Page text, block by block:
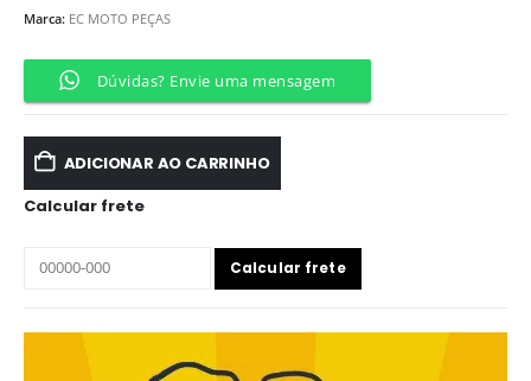
Marca: EC MOTO PEÇAS
Dúvidas? Envie uma mensagem
ADICIONAR AO CARRINHO
Calcular frete